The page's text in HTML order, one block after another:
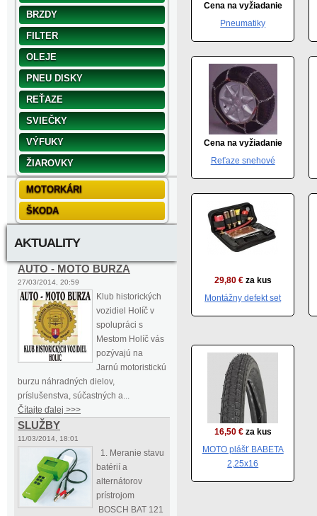
BRZDY
FILTER
OLEJE
PNEU DISKY
REŤAZE
SVIEČKY
VÝFUKY
ŽIAROVKY
MOTORKÁRI
ŠKODA
AKTUALITY
AUTO - MOTO BURZA
27/03/2014, 20:59
Klub historických
vozidiel Holíč v
spolupráci s
Mestom Holíč vás
pozývajú na
Jarnú motoristickú
burzu náhradných dielov,
príslušenstva, súčastných a...
Čítajte ďalej >>>
SLUŽBY
11/03/2014, 18:01
1. Meranie stavu
batérií a
alternátorov
prístrojom
BOSCH BAT 121
Cena na vyžiadanie
Pneumatiky
Cena na vyžiadanie
Reťaze snehové
29,80 € za kus
Montážny defekt set
16,50 € za kus
MOTO plášť BABETA
2,25x16